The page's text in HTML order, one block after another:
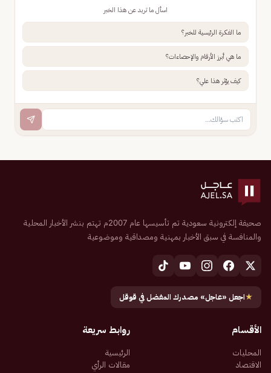
اسأل ما تريد عن هذا الخبر
ما الفكرة الرئيسية للخبر؟
ما هي أبرز الأرقام والإحصاءات؟
كيف يؤثر هذا علي؟
صحيفة إلكترونية سعودية تم تأسيسها عام 2007م تهتم بنشر الأخبار المحلية
والمنافسة في سبق الأخبار بمهنية ومصداقية وموضوعية
★اجعل «عاجل» مصدرك المفضل في قوقل
الأقسام
المحليات
الاقتصاد
روابط سريعة
الرئيسية
مقالات الرأي